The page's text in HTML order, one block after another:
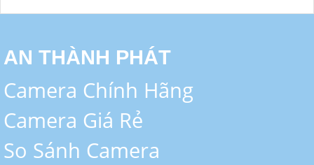
AN THÀNH PHÁT
Camera Chính Hãng
Camera Giá Rẻ
So Sánh Camera